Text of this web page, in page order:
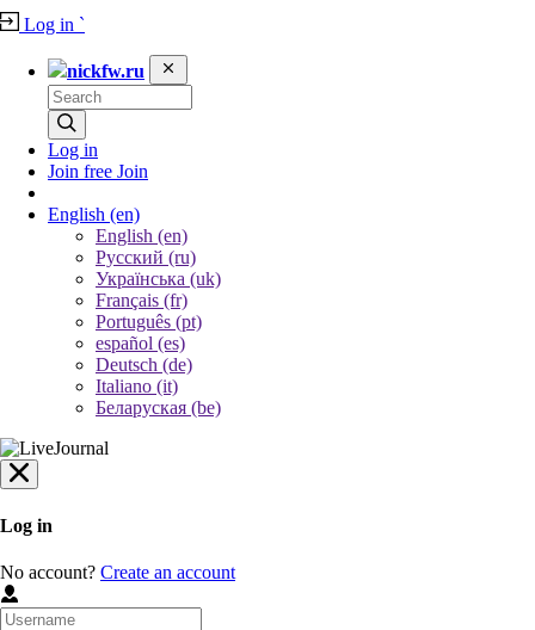
Log in `
nickfw.ru
Log in
Join free Join
English (en)
English (en)
Русский (ru)
Українська (uk)
Français (fr)
Português (pt)
español (es)
Deutsch (de)
Italiano (it)
Беларуская (be)
Log in
No account? Create an account